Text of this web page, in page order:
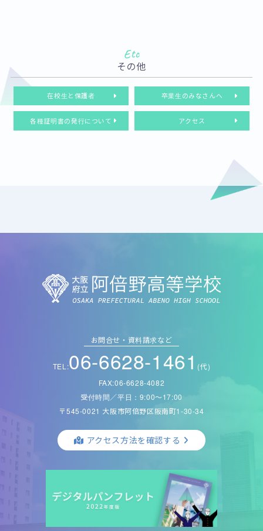
Etc
その他
在校生と保護者 卒業生のみなさんへ
各種証明書の発行について アクセス
お問合せ・資料請求など
TEL:06-6628-1461 (代)
FAX:06-6628-4082
受付時間／平日：9:00〜17:00
〒545-0021 大阪市阿倍野区阪南町1-30-34
アクセス方法を確認する